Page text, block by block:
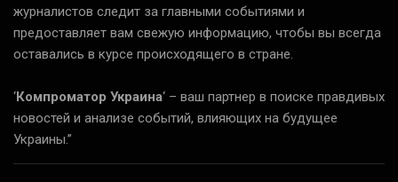
журналистов следит за главными событиями и
предоставляет вам свежую информацию, чтобы вы всегда
оставались в курсе происходящего в стране.
‘Компроматор Украина‘ – ваш партнер в поиске правдивых
новостей и анализе событий, влияющих на будущее
Украины.”